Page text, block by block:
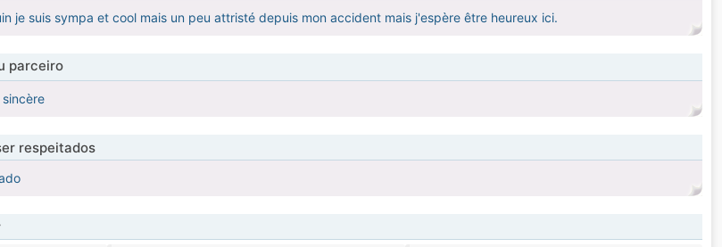
je suis sympa et cool mais un peu attristé depuis mon accident mais j'espère être heureux ici.
parceiro
respeitados